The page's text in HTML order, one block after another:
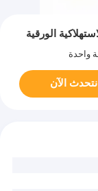
نتحدث الآن